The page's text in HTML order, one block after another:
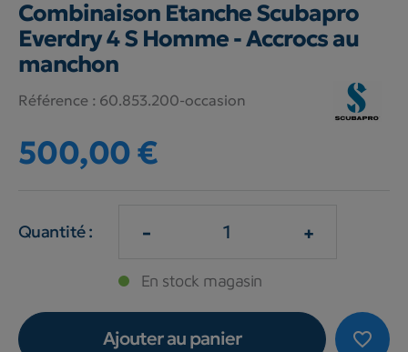
Combinaison Etanche Scubapro
Everdry 4 S Homme - Accrocs au
manchon
Référence : 60.853.200-occasion
500,00 €
Quantité : - +
En stock magasin
favorite_border
Ajouter au panier